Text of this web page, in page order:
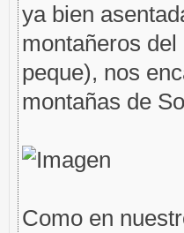
ya bien
montañeros
peque), nos
montañas de
Como en